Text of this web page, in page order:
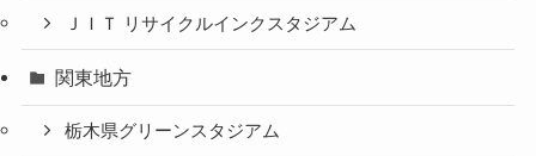
ＪＩＴ リサイクルインクスタジアム
関東地方
栃木県グリーンスタジアム